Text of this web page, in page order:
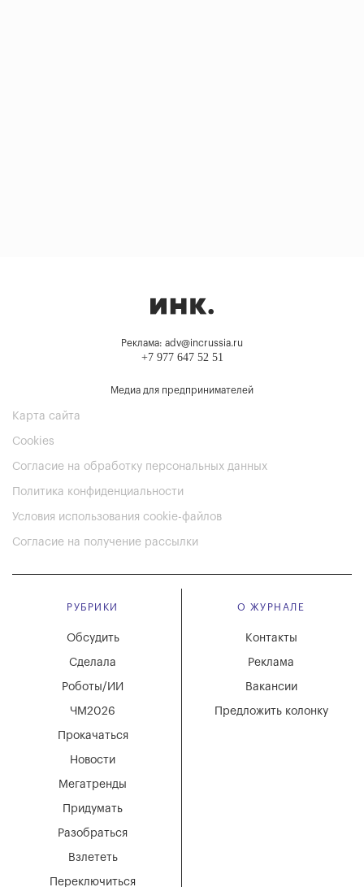
Реклама: adv@incrussia.ru
+7 977 647 52 51
Медиа для предпринимателей
Карта сайта
Cookies
Согласие на обработку персональных данных
Политика конфиденциальности
Условия использования cookie-файлов
Согласие на получение рассылки
РУБРИКИ
Мегатренды
Придумать
Разобраться
Взлететь
Новости
Переключиться
Обсудить
Сделала
Роботы/ИИ
ЧМ2026
Прокачаться
О ЖУРНАЛЕ
Вакансии
Реклама
Контакты
Предложить колонку